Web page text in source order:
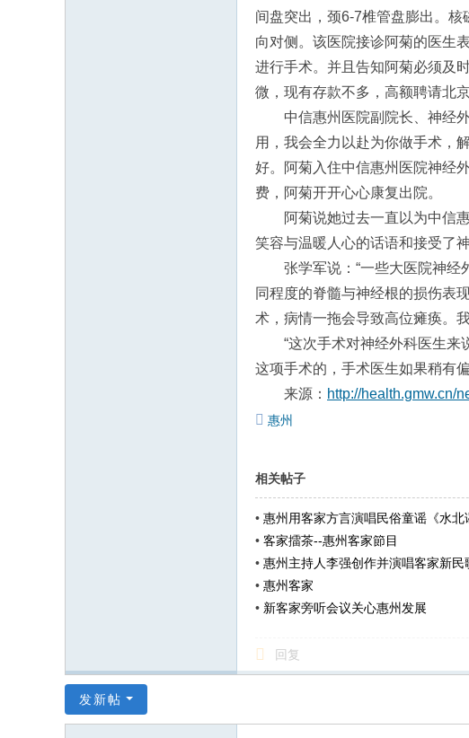
间盘突出，颈6-7椎管盘膨出。
向对侧。该医院接诊阿菊的医生
进行手术。并且告知阿菊必须及
微，现有存款不多，高额聘请北
中信惠州医院副院长、神经
用，我会全力以赴为你做手术，
好。阿菊入住中信惠州医院神经
费，阿菊开开心心康复出院。
阿菊说她过去一直以为中信
笑容与温暖人心的话语和接受了
张学军说：“一些大医院神
同程度的脊髓与神经根的损伤表
术，病情一拖会导致高位瘫痪。
“这次手术对神经外科医生
这项手术的，手术医生如果稍有
来源： http://health.gmw.cn/
惠州
相关帖子
• 惠州用客家方言演唱民俗童谣《水北
• 客家擂茶--惠州客家節目
• 惠州主持人李强创作并演唱客家新民
• 惠州客家
• 新客家旁听会议关心惠州发展
回复
发新帖